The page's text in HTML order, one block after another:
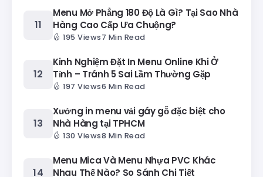
Menu Mở Phẳng 180 Độ Là Gì? Tại Sao Nhà
Hàng Cao Cấp Ưa Chuộng?
195 Views7 Min Read
Kinh Nghiệm Đặt In Menu Online Khi Ở
Tỉnh – Tránh 5 Sai Lầm Thường Gặp
197 Views6 Min Read
Xưởng in menu vải gáy gỗ đặc biệt cho
Nhà Hàng tại TPHCM
130 Views8 Min Read
Menu Mica Và Menu Nhựa PVC Khác
Nhau Thế Nào? So Sánh Chi Tiết